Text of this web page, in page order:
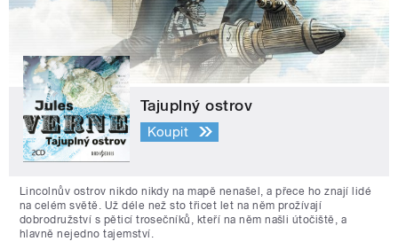
Tajuplný ostrov
Koupit
Lincolnův ostrov nikdo nikdy na mapě nenašel, a přece ho znají lidé
na celém světě. Už déle než sto třicet let na něm prožívají
dobrodružství s pěticí trosečníků, kteří na něm našli útočiště, a
hlavně nejedno tajemství.